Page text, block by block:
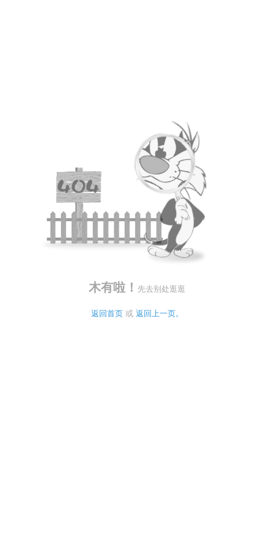
木有啦！ 先去别处逛逛
返回首页 或 返回上一页。